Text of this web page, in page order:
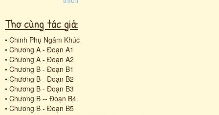
Thơ cùng tác giả:
• Chinh Phụ Ngâm Khúc
• Chương A - Đoạn A1
• Chương A - Đoạn A2
• Chương B - Đoạn B1
• Chương B - Đoạn B2
• Chương B - Đoạn B3
• Chương B -- Đoạn B4
• Chương B - Đoạn B5